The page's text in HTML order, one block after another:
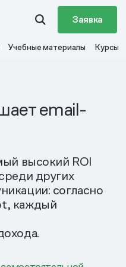
Заявка
Учебные материалы Курсы
email-
высокий ROI
других
согласно
каждый